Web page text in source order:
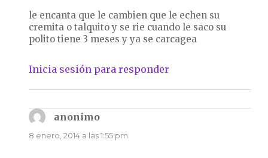
le encanta que le cambien que le echen su
cremita o talquito y se rie cuando le saco su
polito tiene 3 meses y ya se carcagea
Inicia sesión para responder
anonimodice:
8 enero, 2014 a las 1:55 pm